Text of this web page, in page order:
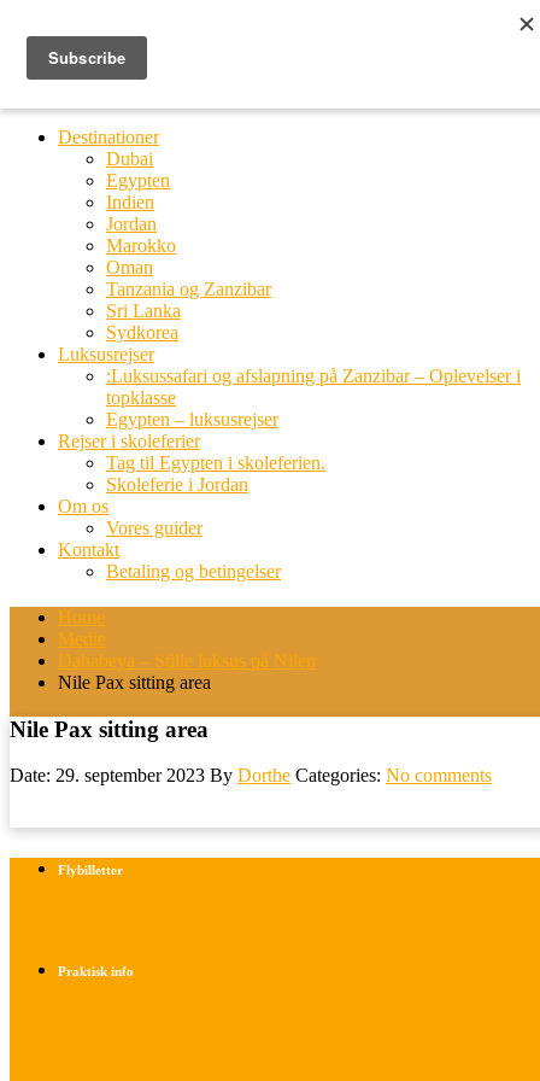
Ring til os
20 66 03 08
Destinationer
Dubai
Egypten
Indien
Jordan
Marokko
Oman
Tanzania og Zanzibar
Sri Lanka
Sydkorea
Luksusrejser
:Luksussafari og afslapning på Zanzibar – Oplevelser i
topklasse
Egypten – luksusrejser
Rejser i skoleferier
Tag til Egypten i skoleferien.
Skoleferie i Jordan
Om os
Vores guider
Kontakt
Betaling og betingelser
Home
Medie
Dahabeya – Stille luksus på Nilen
Nile Pax sitting area
Nile Pax sitting area
Date: 29. september 2023 By Dorthe Categories: No comments
Flybilletter
Praktisk info